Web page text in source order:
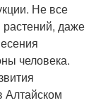
Не все
даже
человека.
Алтайском